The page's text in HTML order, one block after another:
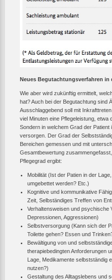
Neues Begutachtungsverfahren in
Wie aber wird zukünftig ermittelt,
hat? Auch bei der Begutachtung sind
Ausschlaggebend soll mit
viel Minuten eine Pflegeleistung, etwa
Sondern in welchem Grad der
versorgen. Der Grad der
Bereichen gemessen und mit
Gesamtbewertung
Pflegegrad ergibt:
Mobilität (Ist der Patien in der
umgebettet werden? Etc.)
Kognitive und kommunikative
Zeit, Selbständiges Treffen von
Verhaltensweisen und psychische
Depressionen, Aggressionen)
Selbstversorgung (Kann sich der
Toilette gehen? Essen und
Bewältigung von und
therapiebedingten Anforderungen
Lage, Medikamente selbstständig
nutzen?)
Gestaltung des Alltagslebens und